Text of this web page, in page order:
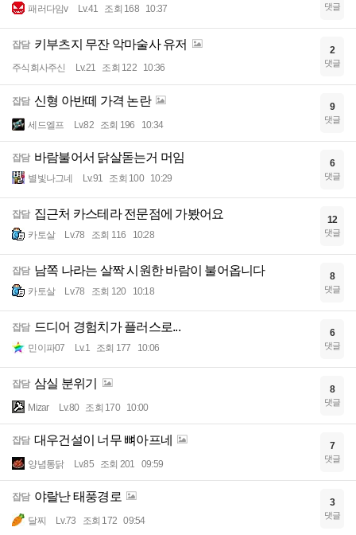
패러다임v Lv.41 조회 168 10:37 댓글
잡담 키부츠지 무잔 악마술사 유저
주식회사주신 Lv.21 조회 122 10:36
2
댓글
잡담 신형 아반떼 가격 논란
세드엘프 Lv.82 조회 196 10:34
9
댓글
잡담 바람불어서 닭살돋는거 머임
별빛나그네 Lv.91 조회 100 10:29
6
댓글
잡담 집근처 카스테라 전문점에 가봤어요
카토살 Lv.78 조회 116 10:28
12
댓글
잡담 남쪽 나라는 살짝 시원한 바람이 불어옵니다
카토살 Lv.78 조회 120 10:18
8
댓글
잡담 드디어 경험치가 플러스로...
민이파07 Lv.1 조회 177 10:06
6
댓글
잡담 삼실 분위기
Mizar Lv.80 조회 170 10:00
8
댓글
잡담 대우건설이 너무 뼈아프네
양념통닭 Lv.85 조회 201 09:59
7
댓글
잡담 야랄난 태풍경로
달찌 Lv.73 조회 172 09:54
3
댓글